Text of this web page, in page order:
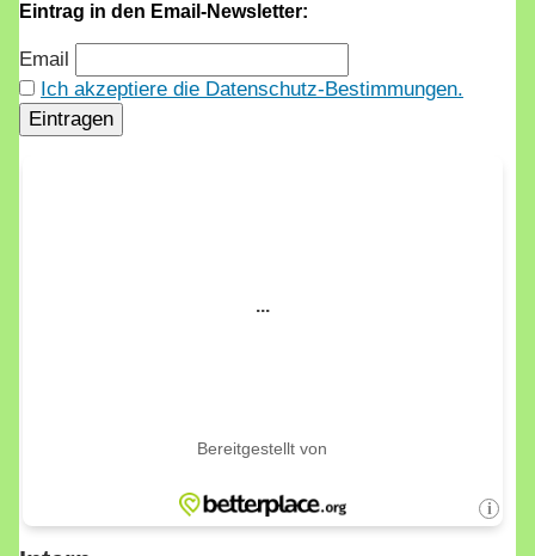
Eintrag in den Email-Newsletter:
Email
Ich akzeptiere die Datenschutz-Bestimmungen.